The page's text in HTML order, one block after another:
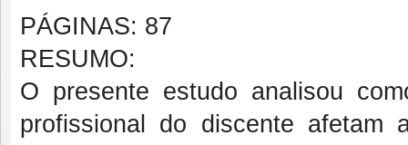
PÁGINAS: 87
RESUMO:
O presente estudo analisou
profissional do discente afetam